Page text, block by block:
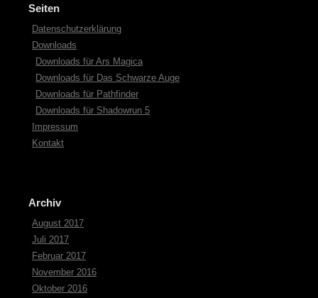
Seiten
Datenschutzerklärung
Downloads
Downloads für Ars Magica
Downloads für Das Schwarze Auge
Downloads für Pathfinder
Downloads für Shadowrun 5
Impressum
Kontakt
Archiv
August 2017
Juli 2017
Februar 2017
November 2016
Oktober 2016